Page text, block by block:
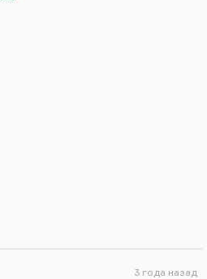
писал двадцать лет, он
в анахронизм. А
стремительно написал
этого —
детей», да и «Накануне».
было такое ощущение,
Тургенев
по верхам,
3 года назад